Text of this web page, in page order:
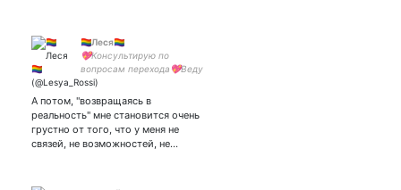
🏳️‍🌈Леся🏳️‍🌈
💖Консультирую по
вопросам перехода💖Веду
канал на Ютубе💖
А потом, "возвращаясь в
реальность" мне становится очень
грустно от того, что у меня не
связей, не возможностей, не…